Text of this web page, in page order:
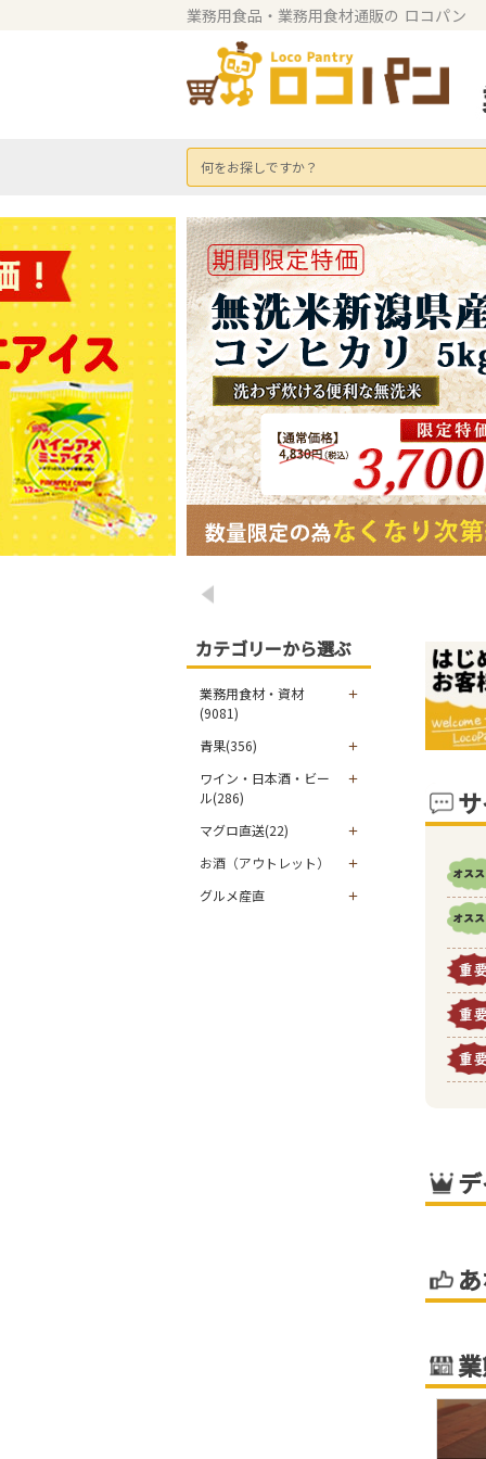
業務用食品・業務用食材通販の ロコパン
何をお探しですか？
カテゴリーから選ぶ
業務用食材・資材
(9081)
青果(356)
ワイン・日本酒・ビー
ル(286)
マグロ直送(22)
お酒（アウトレット）
グルメ産直